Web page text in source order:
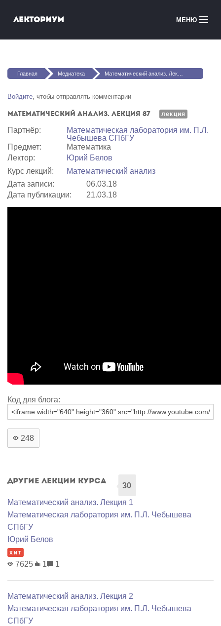
Лекториум МЕНЮ
Медиатека
Courses in English
Вы здесь
Главная Медиатека Математический анализ. Лекция 87
Войдите, чтобы отправлять комментарии
Математический анализ. Лекция 87 лекция
Партнёр:
Математичеcкая лаборатория им. П.Л.
Чебышева СПбГУ
Предмет:
Математика
Лектор:
Юрий Белов
Курс лекций:
Математический анализ
Дата записи:
06.03.18
Дата публикации:
21.03.18
Код для блога:
248
Другие лекции курса
30
Математический анализ. Лекция 1
Математичеcкая лаборатория им. П.Л. Чебышева
СПбГУ
Юрий Белов
хит
7625 1 1
Математический анализ. Лекция 2
Математичеcкая лаборатория им. П.Л. Чебышева
СПбГУ